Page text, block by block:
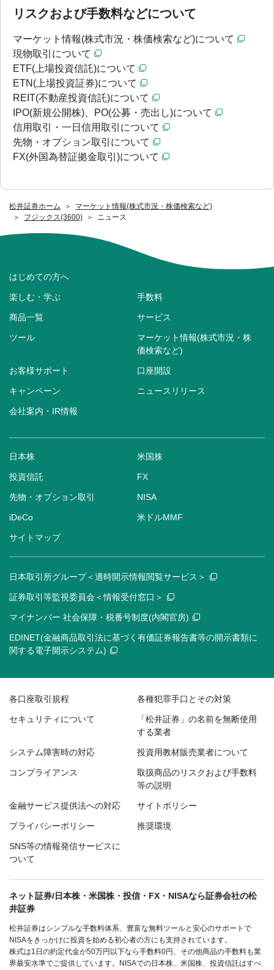
松井証券ホーム
マーケット情報(株式市況・株価検索など)
フジックス(3600)
ニュース
リスクおよび手数料などについて
マーケット情報(株式市況・株価検索など)について
現物取引について
ETF(上場投資信託)について
ETN(上場投資証券)について
REIT(不動産投資信託)について
IPO(新規公開株)、PO(公募・売出し)について
信用取引・一日信用取引について
先物・オプション取引について
FX(外国為替証拠金取引)について
はじめての方へ
楽しむ・学ぶ 手数料
商品一覧 サービス
ツール
マーケット情報(株式市況・株
価検索など)
お客様サポート 口座開設
キャンペーン ニュースリリース
会社案内・IR情報
日本株 米国株
投資信託 FX
先物・オプション取引 NISA
iDeCo 米ドルMMF
サイトマップ
日本取引所グループ＜適時開示情報閲覧サービス＞
証券取引等監視委員会＜情報受付窓口＞
マイナンバー 社会保障・税番号制度(内閣官房)
EDINET(金融商品取引法に基づく有価証券報告書等の開示書類に
関する電子開示システム)
各口座取引規程 各種犯罪手口とその対策
セキュリティについて
「松井証券」の名前を無断使用
する業者
システム障害時の対応 投資用教材販売業者について
コンプライアンス
取扱商品のリスクおよび手数料
等の説明
金融サービス提供法への対応 サイトポリシー
プライバシーポリシー 推奨環境
SNS等の情報発信サービスに
ついて
ネット証券/日本株・米国株・投信・FX・NISAなら証券会社の松
井証券
松井証券はシンプルな手数料体系、豊富な無料ツールと安心のサポートで
NISAをきっかけに投資を始める初心者の方にも支持されています。
株式は1日の約定代金が50万円以下なら手数料0円、その他商品の手数料も業
界最安水準でご提供しています。NISAでの日本株、米国株、投資信託はすべ